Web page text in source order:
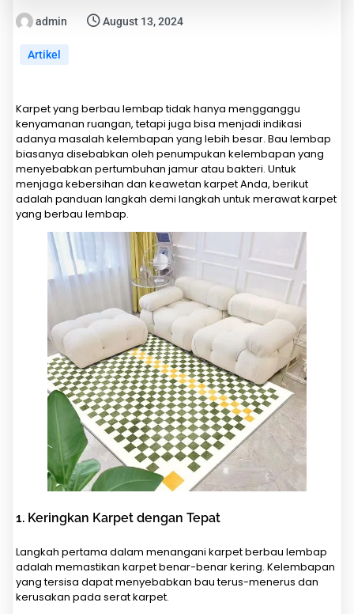
admin August 13, 2024
Artikel
Karpet yang berbau lembap tidak hanya mengganggu
kenyamanan ruangan, tetapi juga bisa menjadi indikasi
adanya masalah kelembapan yang lebih besar. Bau lembap
biasanya disebabkan oleh penumpukan kelembapan yang
menyebabkan pertumbuhan jamur atau bakteri. Untuk
menjaga kebersihan dan keawetan karpet Anda, berikut
adalah panduan langkah demi langkah untuk merawat karpet
yang berbau lembap.
1. Keringkan Karpet dengan Tepat
Langkah pertama dalam menangani karpet berbau lembap
adalah memastikan karpet benar-benar kering. Kelembapan
yang tersisa dapat menyebabkan bau terus-menerus dan
kerusakan pada serat karpet.